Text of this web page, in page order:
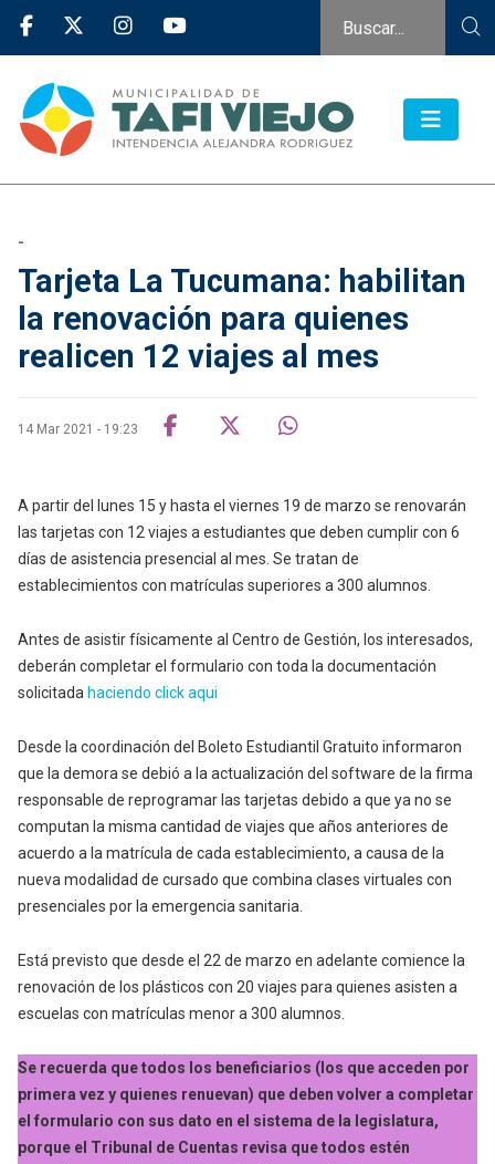
-
Tarjeta La Tucumana: habilitan
la renovación para quienes
realicen 12 viajes al mes
14 Mar 2021 - 19:23
A partir del lunes 15 y hasta el viernes 19 de marzo se renovarán
las tarjetas con 12 viajes a estudiantes que deben cumplir con 6
días de asistencia presencial al mes. Se tratan de
establecimientos con matrículas superiores a 300 alumnos.
Antes de asistir físicamente al Centro de Gestión, los interesados,
deberán completar el formulario con toda la documentación
solicitada haciendo click aqui
Desde la coordinación del Boleto Estudiantil Gratuito informaron
que la demora se debió a la actualización del software de la firma
responsable de reprogramar las tarjetas debido a que ya no se
computan la misma cantidad de viajes que años anteriores de
acuerdo a la matrícula de cada establecimiento, a causa de la
nueva modalidad de cursado que combina clases virtuales con
presenciales por la emergencia sanitaria.
Está previsto que desde el 22 de marzo en adelante comience la
renovación de los plásticos con 20 viajes para quienes asisten a
escuelas con matrículas menor a 300 alumnos.
Se recuerda que todos los beneficiarios (los que acceden por
primera vez y quienes renuevan) que deben volver a completar
el formulario con sus dato en el sistema de la legislatura,
porque el Tribunal de Cuentas revisa que todos estén